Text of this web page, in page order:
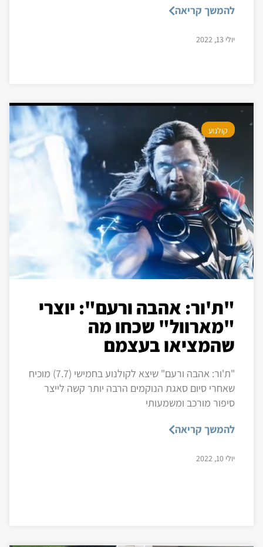
להמשך קריאה
יולי 13, 2022
קולנוע
"ת'ור: אהבה ורעם": יוצרי
"מארוול" שכחו מה
שהמציאו בעצמם
"ת'ור: אהבה ורעם" שיצא לקולנוע בחמישי (7.7) מוכיח
שאחרי סיום סאגת הנוקמים הרבה יותר קשה לייצר
סיפור מורכב ומשמעותי
להמשך קריאה
יולי 10, 2022